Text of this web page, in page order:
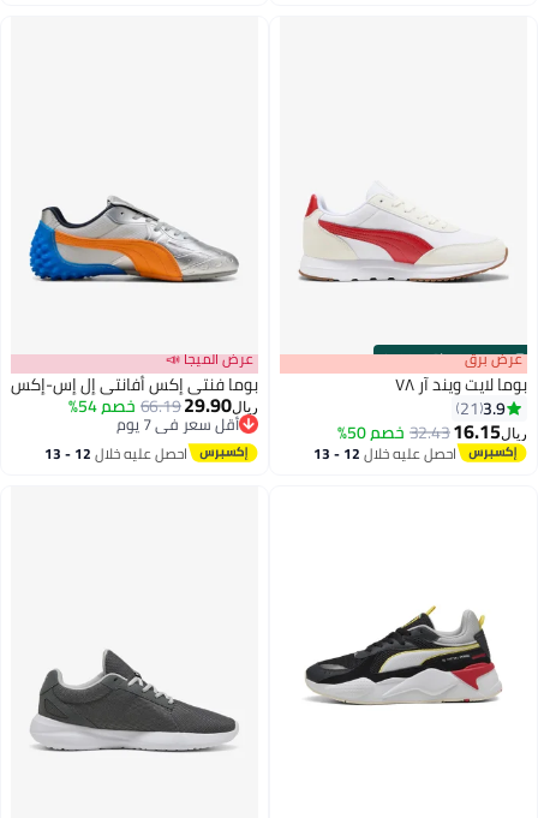
00m:00s
·باقي 100%
2
عرض برق
بوما لايت ويند آر ٧٨
3.9
21
ريال16.15
32.43خصم 50%
احصل عليه خلال 12 - 13
عرض الميجا 📣
بوما فنتي إكس أفانتي إل إس-إكس
ريال29.90
66.19خصم 54%
أقل سعر في 7 يوم
أقل سعر في 7 يوماحصل عليه خلال 12 - 13